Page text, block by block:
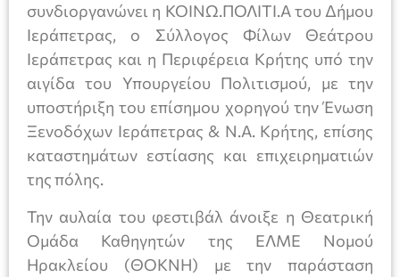
συνδιοργανώνει η ΚΟΙΝΩ.ΠΟΛΙΤΙ.Α του Δήμου
Ιεράπετρας, ο Σύλλογος Φίλων Θεάτρου
Ιεράπετρας και η Περιφέρεια Κρήτης υπό την
αιγίδα του Υπουργείου Πολιτισμού, με την
υποστήριξη του επίσημου χορηγού την Ένωση
Ξενοδόχων Ιεράπετρας & Ν.Α. Κρήτης, επίσης
καταστημάτων εστίασης και επιχειρηματιών
της πόλης.
Την αυλαία του φεστιβάλ άνοιξε η Θεατρική
Ομάδα Καθηγητών της ΕΛΜΕ Νομού
Ηρακλείου (ΘΟΚΝΗ) με την παράσταση